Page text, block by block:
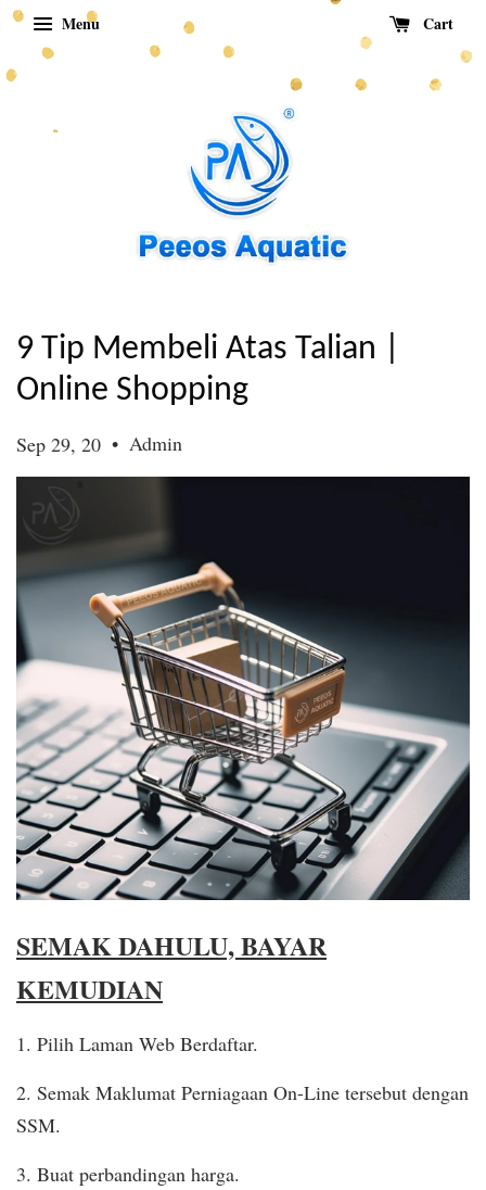
Menu Cart
9 Tip Membeli Atas Talian |
Online Shopping
Sep 29, 20 • Admin
SEMAK DAHULU, BAYAR
KEMUDIAN
1. Pilih Laman Web Berdaftar.
2. Semak Maklumat Perniagaan On-Line tersebut dengan
SSM.
3. Buat perbandingan harga.